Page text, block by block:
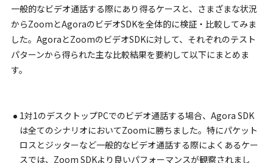
一般的なビデオ通話する際にあり得るケースと、さまざまな状況
からZoomとAgoraのビデオSDKを全体的に検証・比較してみま
した。AgoraとZoomのビデオSDKに対して、それぞれのテスト
パターンから得られた主な比較結果を要約して以下にまとめま
す。
1対1のデスクトップPCでのビデオ通話する場合、Agora SDK
は全てのシナリオにおいてZoomに勝ちました。特にパケット
ロスとジッターなど一般的なビデオ通話する際によくあるケー
スでは、Zoom SDKより良いパフォーマンスが観察されまし